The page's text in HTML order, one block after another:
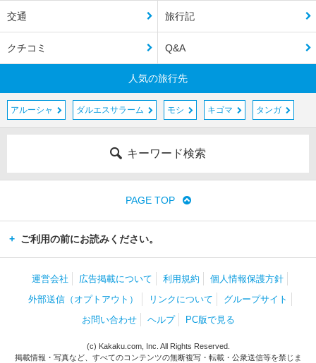
交通 旅行記
クチコミ Q&A
人気の旅行先
アルーシャ ダルエスサラーム モシ キゴマ タンガ
キーワード検索
PAGE TOP
ご利用の前にお読みください。
運営会社 広告掲載について 利用規約
個人情報保護方針
外部送信（オプトアウト）
リンクについて
グループサイト
お問い合わせ
ヘルプ PC版で見る
(c) Kakaku.com, Inc. All Rights Reserved.
掲載情報・写真など、すべてのコンテンツの無断複写・転載・公衆送信等を禁じま